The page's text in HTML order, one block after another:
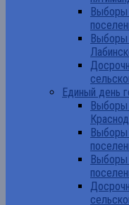
Выборы
Выборы
Единый день
Выборы
Выборы
Выборы